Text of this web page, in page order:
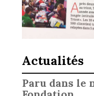
Actualités
Paru dans le